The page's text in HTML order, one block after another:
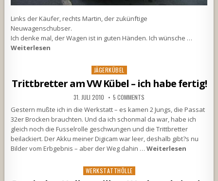
Links der Käufer, rechts Martin, der zukünftige
Neuwagenschubser.
Ich denke mal, der Wagen ist in guten Händen. Ich wünsche …
Weiterlesen
Posted
in
JÄGERKÜBEL
Trittbretter am VW Kübel – ich habe fertig!
31. JULI 2010 5 COMMENTS
Gestern mußte ich in die Werkstatt – es kamen 2 Jungs, die Passat
32er Brocken brauchten. Und da ich schonmal da war, habe ich
gleich noch die Fusselrolle geschwungen und die Trittbretter
beilackiert. Der Akku meiner Digicam war leer, deshalb gibt?s nu
Bilder vom Erbgebnis – aber der Weg dahin …Weiterlesen
Posted
WERKSTATTHÖLLE